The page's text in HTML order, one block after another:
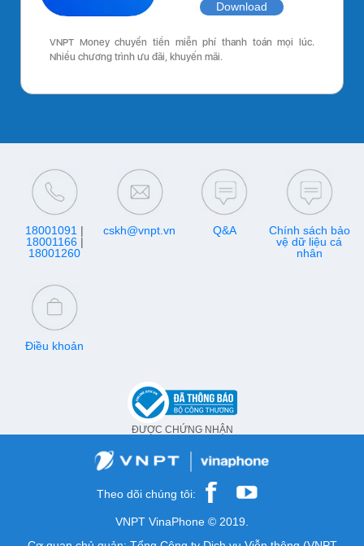
Download
VNPT Money chuyển tiền miễn phí thanh toán mọi lúc.
Nhiều chương trình ưu đãi, khuyến mãi.
18001091 |
18001166|
18001260
cskh@vnpt.vn Q&A
Chính sách bảo
vệ dữ liệu cá
nhân
Điều khoản
ĐƯỢC CHỨNG NHẬN
Theo dõi chúng tôi:
VNPT VinaPhone © 2019.